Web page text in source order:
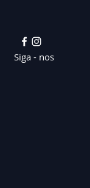
Siga - nos